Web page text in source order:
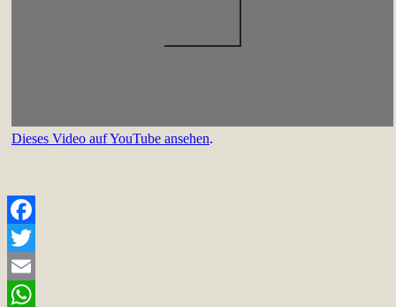
Dieses Video auf YouTube ansehen.
Facebook
Twitter
Email